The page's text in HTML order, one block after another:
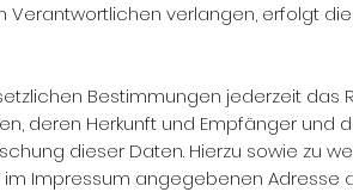
verlangen, erfolgt
Bestimmungen jederzeit das
deren Herkunft und Empfänger und
dieser Daten. Hierzu sowie zu
Impressum angegebenen Adresse